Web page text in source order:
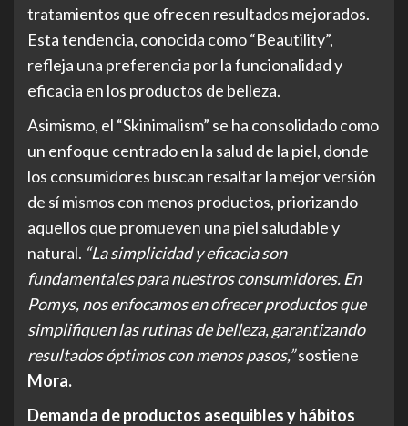
tratamientos que ofrecen resultados mejorados.
Esta tendencia, conocida como “Beautility”,
refleja una preferencia por la funcionalidad y
eficacia en los productos de belleza.
Asimismo, el “Skinimalism” se ha consolidado como
un enfoque centrado en la salud de la piel, donde
los consumidores buscan resaltar la mejor versión
de sí mismos con menos productos, priorizando
aquellos que promueven una piel saludable y
natural. “La simplicidad y eficacia son
fundamentales para nuestros consumidores. En
Pomys, nos enfocamos en ofrecer productos que
simplifiquen las rutinas de belleza, garantizando
resultados óptimos con menos pasos,”sostiene
Mora.
Demanda de productos asequibles y hábitos